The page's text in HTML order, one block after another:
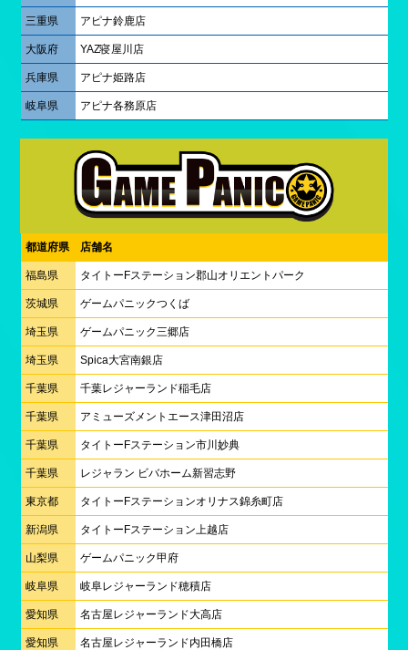
三重県 アピナ鈴鹿店
大阪府 YAZ寝屋川店
兵庫県 アピナ姫路店
岐阜県 アピナ各務原店
都道府県 店舗名
福島県 タイトーFステーション郡山オリエントパーク
茨城県 ゲームパニックつくば
埼玉県 ゲームパニック三郷店
埼玉県 Spica大宮南銀店
千葉県 千葉レジャーランド稲毛店
千葉県 アミューズメントエース津田沼店
千葉県 タイトーFステーション市川妙典
千葉県 レジャラン ビバホーム新習志野
東京都 タイトーFステーションオリナス錦糸町店
新潟県 タイトーFステーション上越店
山梨県 ゲームパニック甲府
岐阜県 岐阜レジャーランド穂積店
愛知県 名古屋レジャーランド大高店
愛知県 名古屋レジャーランド内田橋店